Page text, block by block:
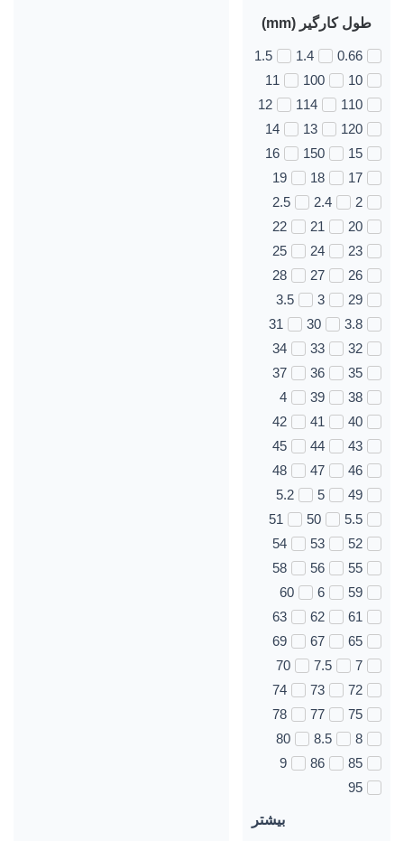
طول کارگیر (mm)
0.66
1.4
1.5
10
100
11
110
114
12
120
13
14
15
150
16
17
18
19
2
2.4
2.5
20
21
22
23
24
25
26
27
28
29
3
3.5
3.8
30
31
32
33
34
35
36
37
38
39
4
40
41
42
43
44
45
46
47
48
49
5
5.2
5.5
50
51
52
53
54
55
56
58
59
6
60
61
62
63
65
67
69
7
7.5
70
72
73
74
75
77
78
8
8.5
80
85
86
9
95
بیشتر